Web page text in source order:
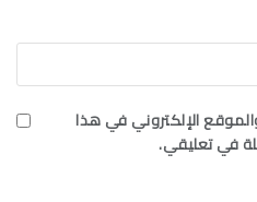
الإلكتروني في هذا
في تعليقي.